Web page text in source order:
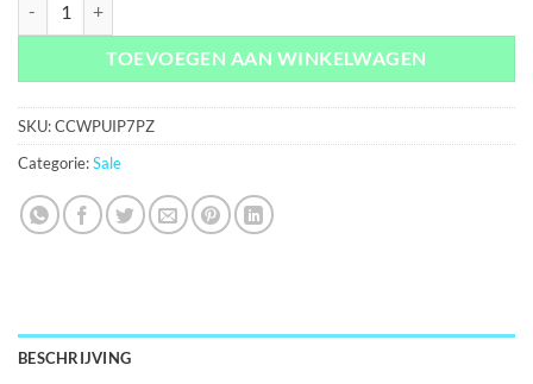
TOEVOEGEN AAN WINKELWAGEN
SKU:CCWPUIP7PZ
Categorie:Sale
BESCHRIJVING